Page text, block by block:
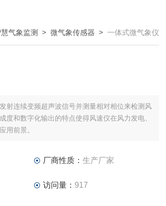
气象监测 > 微气象传感器 > 一体式微气象仪
射连续变频超声波信号并测量相对相位来检测风
度和数字化输出的特点使得风速仪在风力发电、
用前景。
厂商性质： 生产厂家
访问量： 917